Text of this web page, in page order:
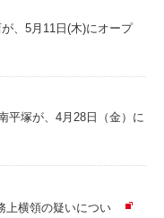
、5月11日(木)にオープ
平塚が、4月28日（金）に
上横領の疑いについ